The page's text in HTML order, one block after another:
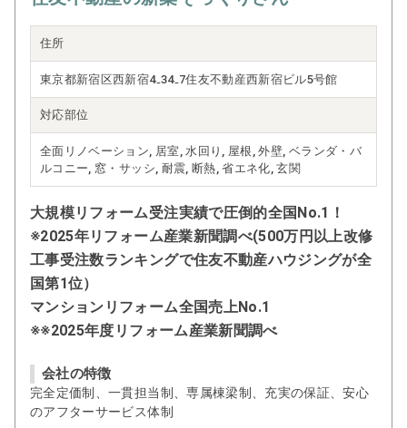
住所
東京都新宿区西新宿4₋34₋7住友不動産西新宿ビル5号館
対応部位
全面リノベーション, 居室, 水回り, 屋根, 外壁, ベランダ・バ
ルコニー, 窓・サッシ, 耐震, 断熱, 省エネ化, 玄関
大規模リフォーム受注実績で圧倒的全国No.1！
※2025年リフォーム産業新聞調べ(500万円以上改修
工事受注数ランキングで住友不動産ハウジングが全
国第1位）
マンションリフォーム全国売上No.1
※※2025年度リフォーム産業新聞調べ
会社の特徴
完全定価制、一貫担当制、専属棟梁制、充実の保証、安心
のアフターサービス体制